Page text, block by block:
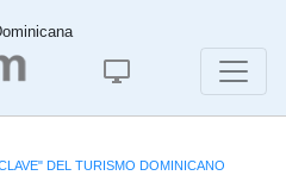
DEL TURISMO DOMINICANO